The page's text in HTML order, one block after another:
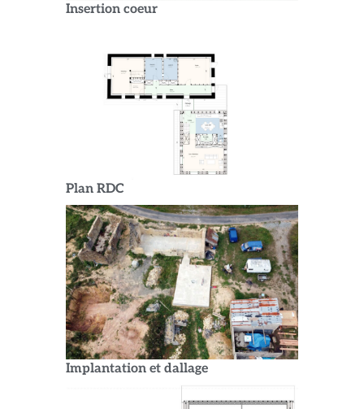
Insertion coeur
Plan RDC
Implantation et dallage